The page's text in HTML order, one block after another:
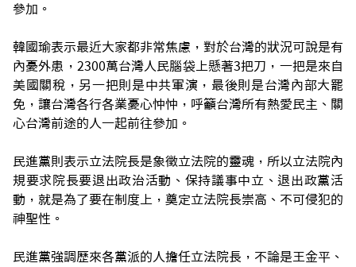
參加。
韓國瑜表示最近大家都非常焦慮，對於台灣的狀況可說是有
內憂外患，2300萬台灣人民腦袋上懸著3把刀，一把是來自
美國關稅，另一把則是中共軍演，最後則是台灣內部大罷
免，讓台灣各行各業憂心忡忡，呼籲台灣所有熱愛民主、關
心台灣前途的人一起前往參加。
民進黨則表示立法院長是象徵立法院的靈魂，所以立法院內
規要求院長要退出政治活動、保持議事中立、退出政黨活
動，就是為了要在制度上，奠定立法院長崇高、不可侵犯的
神聖性。
民進黨強調歷來各黨派的人擔任立法院長，不論是王金平、